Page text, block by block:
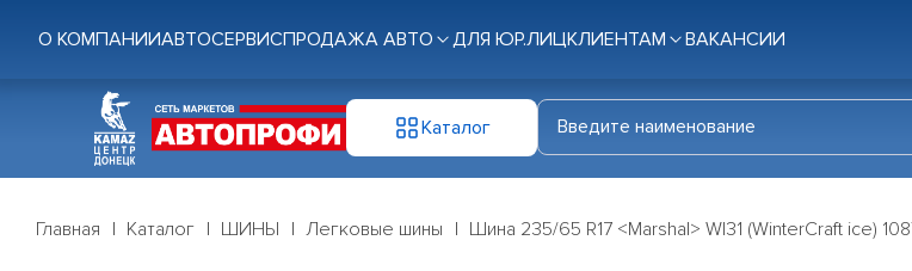
О КОМПАНИИАВТОСЕРВИСПРОДАЖА АВТО ДЛЯ ЮР.ЛИЦКЛИЕНТАМ ВАКАНСИИ
Каталог
Главная Каталог ШИНЫ Легковые шины Шина 235/65 R17 <Marshal> WI31 (WinterCraft ice)